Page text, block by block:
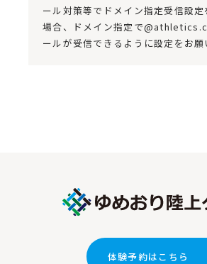
ール対策等でドメイン指定受信設定
場合、ドメイン指定で
ールが受信できるように設定をお願
体験予約はこちら